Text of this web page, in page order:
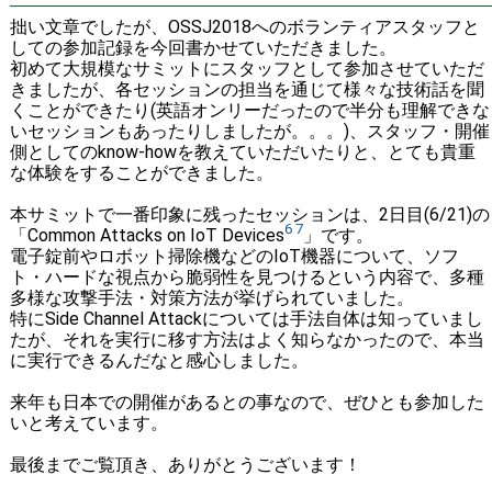
拙い文章でしたが、OSSJ2018へのボランティアスタッフと
しての参加記録を今回書かせていただきました。
初めて大規模なサミットにスタッフとして参加させていただ
きましたが、各セッションの担当を通じて様々な技術話を聞
くことができたり(英語オンリーだったので半分も理解できな
いセッションもあったりしましたが。。。)、スタッフ・開催
側としてのknow-howを教えていただいたりと、とても貴重
な体験をすることができました。
本サミットで一番印象に残ったセッションは、2日目(6/21)の
「Common Attacks on IoT Devices6 7 」です。
電子錠前やロボット掃除機などのIoT機器について、ソフ
ト・ハードな視点から脆弱性を見つけるという内容で、多種
多様な攻撃手法・対策方法が挙げられていました。
特にSide Channel Attackについては手法自体は知っていまし
たが、それを実行に移す方法はよく知らなかったので、本当
に実行できるんだなと感心しました。
来年も日本での開催があるとの事なので、ぜひとも参加した
いと考えています。
最後までご覧頂き、ありがとうございます！